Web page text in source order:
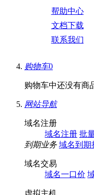
帮助中心
文档下载
联系我们
购物车0
购物车中还没有商
网站导航
域名注册
域名注册 批
到期业务 域名到期
域名交易
域名一口价
虚拟主机